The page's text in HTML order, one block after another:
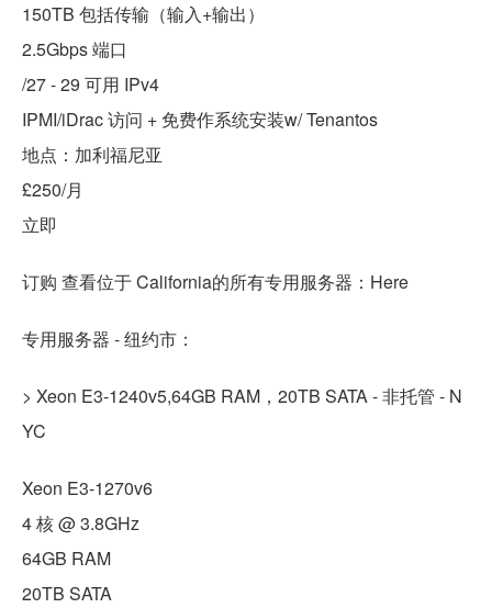
150TB 包括传输（输入+输出）
2.5Gbps 端口
/27 - 29 可用 IPv4
IPMI/iDrac 访问 + 免费作系统安装w/ Tenantos
地点：加利福尼亚
£250/月
立即
订购 查看位于 California的所有专用服务器：Here
专用服务器 - 纽约市：
> Xeon E3-1240v5,64GB RAM，20TB SATA - 非托管 - N
YC
Xeon E3-1270v6
4 核 @ 3.8GHz
64GB RAM
20TB SATA